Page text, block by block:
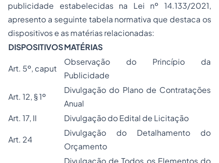
publicidade estabelecidas na Lei nº 14.133/2021,
apresento a seguinte tabela normativa que destaca os
dispositivos e as matérias relacionadas:
DISPOSITIVOSMATÉRIAS
Art. 5º, caput
Observação do Princípio da
Publicidade
Art. 12, § 1º
Divulgação do Plano de Contratações
Anual
Art. 17, II
Divulgação do Edital de Licitação
Art. 24
Divulgação do Detalhamento do
Orçamento